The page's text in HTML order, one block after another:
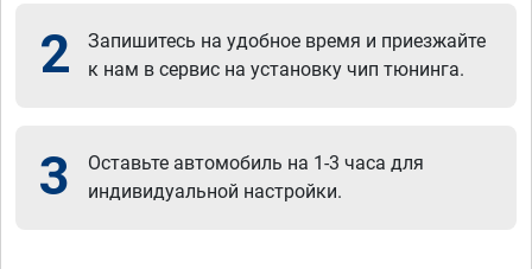
2
Запишитесь на удобное время и приезжайте
к нам в сервис на установку чип тюнинга.
3
Оставьте автомобиль на 1-3 часа для
индивидуальной настройки.